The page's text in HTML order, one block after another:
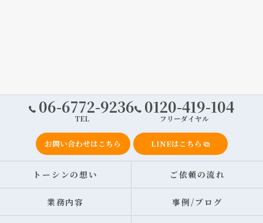
06-6772-9236
TEL
0120-419-104
フリーダイヤル
お問い合わせはこちら LINEはこちら
トーシンの想い ご依頼の流れ
業務内容 事例/ブログ